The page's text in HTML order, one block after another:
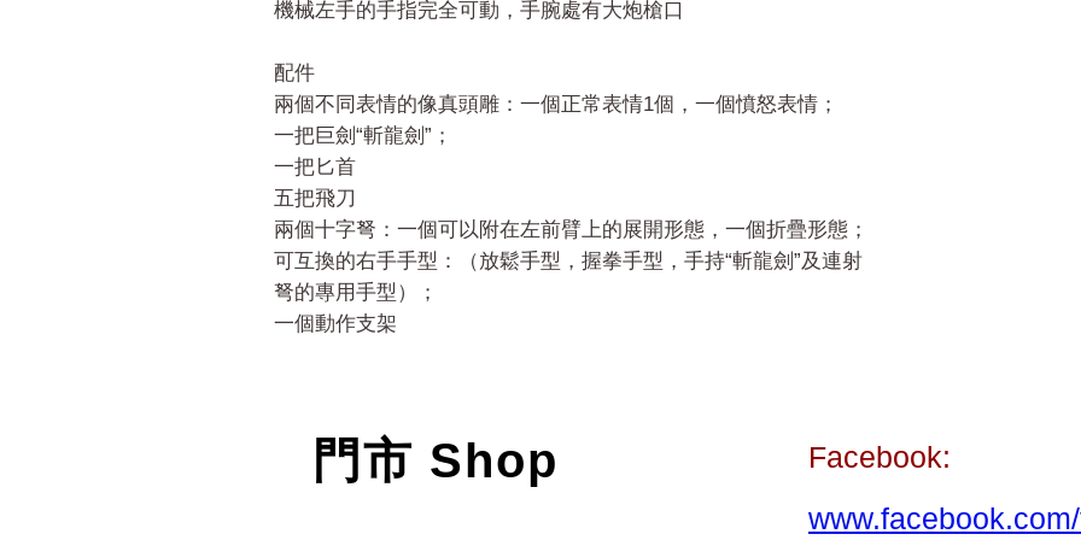
機械左手的手指完全可動，手腕處有大炮槍口
配件
兩個不同表情的像真頭雕：一個正常表情1個，一個憤怒表情；
一把巨劍“斬龍劍”；
一把匕首
五把飛刀
兩個十字弩：一個可以附在左前臂上的展開形態，一個折疊形態；
可互換的右手手型：（放鬆手型，握拳手型，手持“斬龍劍”及連射
弩的專用手型）；
一個動作支架
門市 Shop
Facebook: